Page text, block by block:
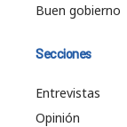
Buen gobierno
Secciones
Entrevistas
Opinión